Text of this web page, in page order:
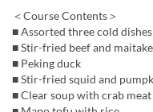
＜Course Contents＞
■ Assorted three cold dishes
■ Stir-fried beef and
■ Peking duck
■ Stir-fried squid and
■ Clear soup with crab